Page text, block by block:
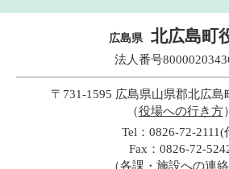
広島県 北広島町
法人番号
〒731-1595 広島県山県郡北広島
（役場への行き方）
Tel：0826-72-2111(
Fax：0826-72-
（各課・施設への連